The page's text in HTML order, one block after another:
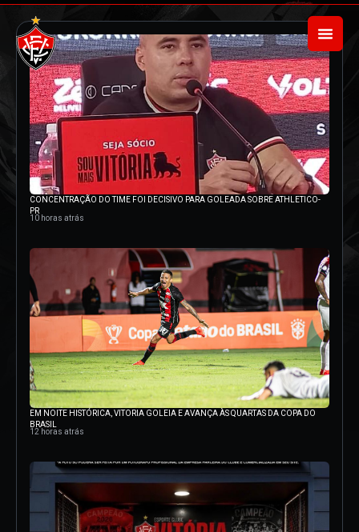
CONCENTRAÇÃO DO TIME FOI DECISIVO PARA GOLEADA SOBRE ATHLETICO-
PR
10 horas atrás
EM NOITE HISTÓRICA, VITORIA GOLEIA E AVANÇA ÀS QUARTAS DA COPA DO
BRASIL
12 horas atrás